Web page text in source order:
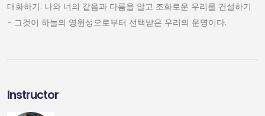
대화하기. 나와 너의 같음과 다름을 알고 조화로운 우리를 건설하기
- 그것이 하늘의 영원성으로부터 선택받은 우리의 운명이다.
Instructor